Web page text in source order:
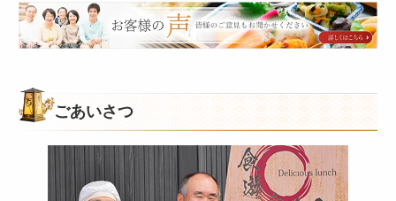
皆
様
の
意
見
ごあいさつ